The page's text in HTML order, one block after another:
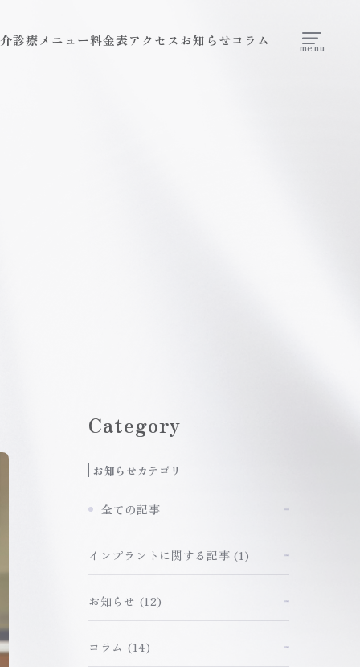
診療メニュー料金表アクセスお知らせコラム menu
Category
お知らせカテゴリ
全ての記事
インプラントに関する記事(1)
お知らせ (12)
コラム (14)